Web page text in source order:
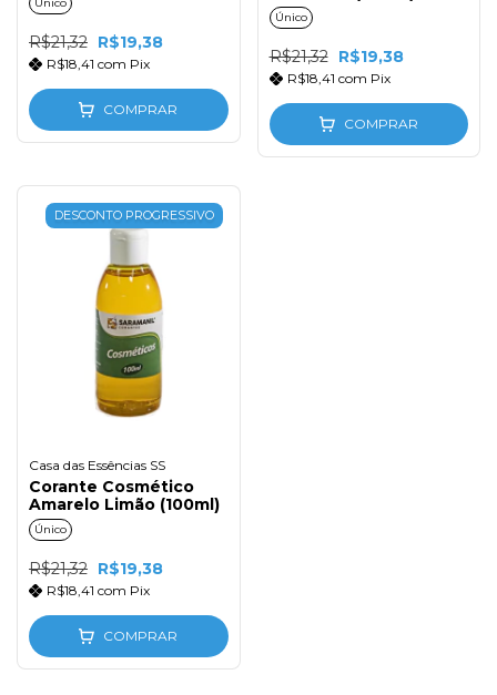
R$21,32 R$19,38
R$18,41 com Pix
COMPRAR
Único
R$21,32 R$19,38
R$18,41 com Pix
COMPRAR
DESCONTO PROGRESSIVO
Casa das Essências SS
Corante Cosmético
Amarelo Limão (100ml)
Único
R$21,32 R$19,38
R$18,41 com Pix
COMPRAR